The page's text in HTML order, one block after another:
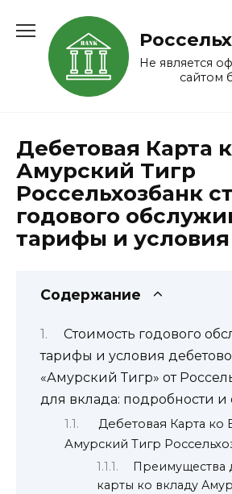
содержанию
Не является
сайтом
Дебетовая Карта
Амурский Тигр
Россельхозбанк
годового
тарифы и условия
Содержание
Стоимость годового
тарифы и условия
«Амурский Тигр» от
для вклада: подробности и
Дебетовая Карта ко
Амурский Тигр
Преимущества
карты ко вкладу